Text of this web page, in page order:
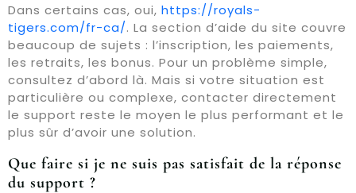
Dans certains cas, oui, https://royals-
tigers.com/fr-ca/. La section d’aide du site couvre
beaucoup de sujets : l’inscription, les paiements,
les retraits, les bonus. Pour un problème simple,
consultez d’abord là. Mais si votre situation est
particulière ou complexe, contacter directement
le support reste le moyen le plus performant et le
plus sûr d’avoir une solution.
Que faire si je ne suis pas satisfait de la réponse
du support ?